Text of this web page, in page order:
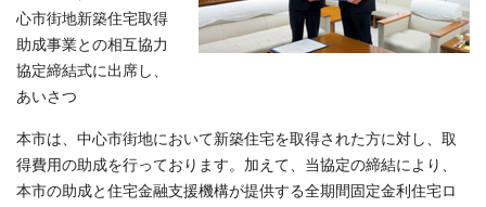
心市街地新築住宅取得
助成事業との相互協力
協定締結式に出席し、
あいさつ
本市は、中心市街地において新築住宅を取得された方に対し、取
得費用の助成を行っております。加えて、当協定の締結により、
本市の助成と住宅金融支援機構が提供する全期間固定金利住宅ロ